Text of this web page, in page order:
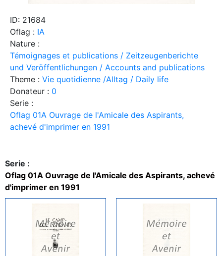
ID: 21684
Oflag : IA
Nature :
Témoignages et publications / Zeitzeugenberichte
und Veröffentlichungen / Accounts and publications
Theme : Vie quotidienne /Alltag / Daily life
Donateur : 0
Serie :
Oflag 01A Ouvrage de l'Amicale des Aspirants,
achevé d'imprimer en 1991
Serie :
Oflag 01A Ouvrage de l'Amicale des Aspirants, achevé
d'imprimer en 1991